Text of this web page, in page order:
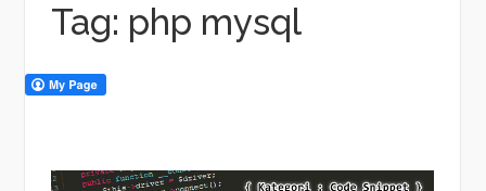
Tag: php mysql